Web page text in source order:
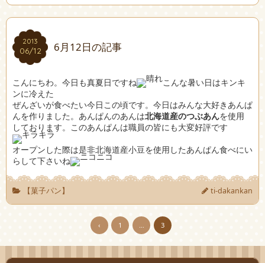
2013
06/12
2013
06/12 6月12日の記事
こんにちわ。今日も真夏日ですね
こんな暑い日はキンキ
ンに冷えた
ぜんざいが食べたい今日この頃です。今日はみんな大好きあんぱ
んを作りました。あんぱんのあんは北海道産のつぶあんを使用
しております。このあんぱんは職員の皆にも大変好評です
オープンした際は是非北海道産小豆を使用したあんぱん食べにい
らして下さいね
【菓子パン】 ti-dakankan
‹ 1 … 3